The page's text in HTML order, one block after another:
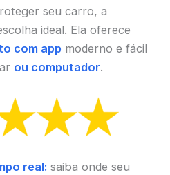
seu carro, a
ideal. Ela oferece
com app moderno e fácil
ou computador.
real: saiba onde seu